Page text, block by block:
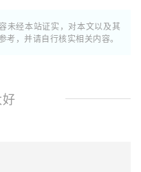
未经本站证实，对本文以及其
，并请自行核实相关内容。